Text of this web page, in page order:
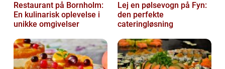
Restaurant på Bornholm:
En kulinarisk oplevelse i
unikke omgivelser
Lej en pølsevogn på Fyn:
den perfekte
cateringløsning